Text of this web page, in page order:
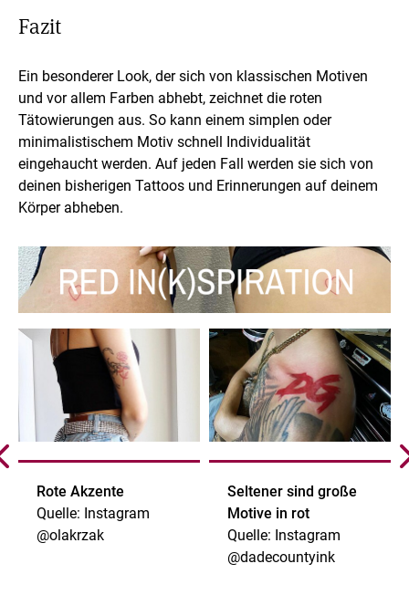
Fazit
Ein besonderer Look, der sich von klassischen Motiven
und vor allem Farben abhebt, zeichnet die roten
Tätowierungen aus. So kann einem simplen oder
minimalistischem Motiv schnell Individualität
eingehaucht werden. Auf jeden Fall werden sie sich von
deinen bisherigen Tattoos und Erinnerungen auf deinem
Körper abheben.
Rote Akzente
Quelle: Instagram
@olakrzak
Seltener sind große
Motive in rot
Quelle: Instagram
@dadecountyink